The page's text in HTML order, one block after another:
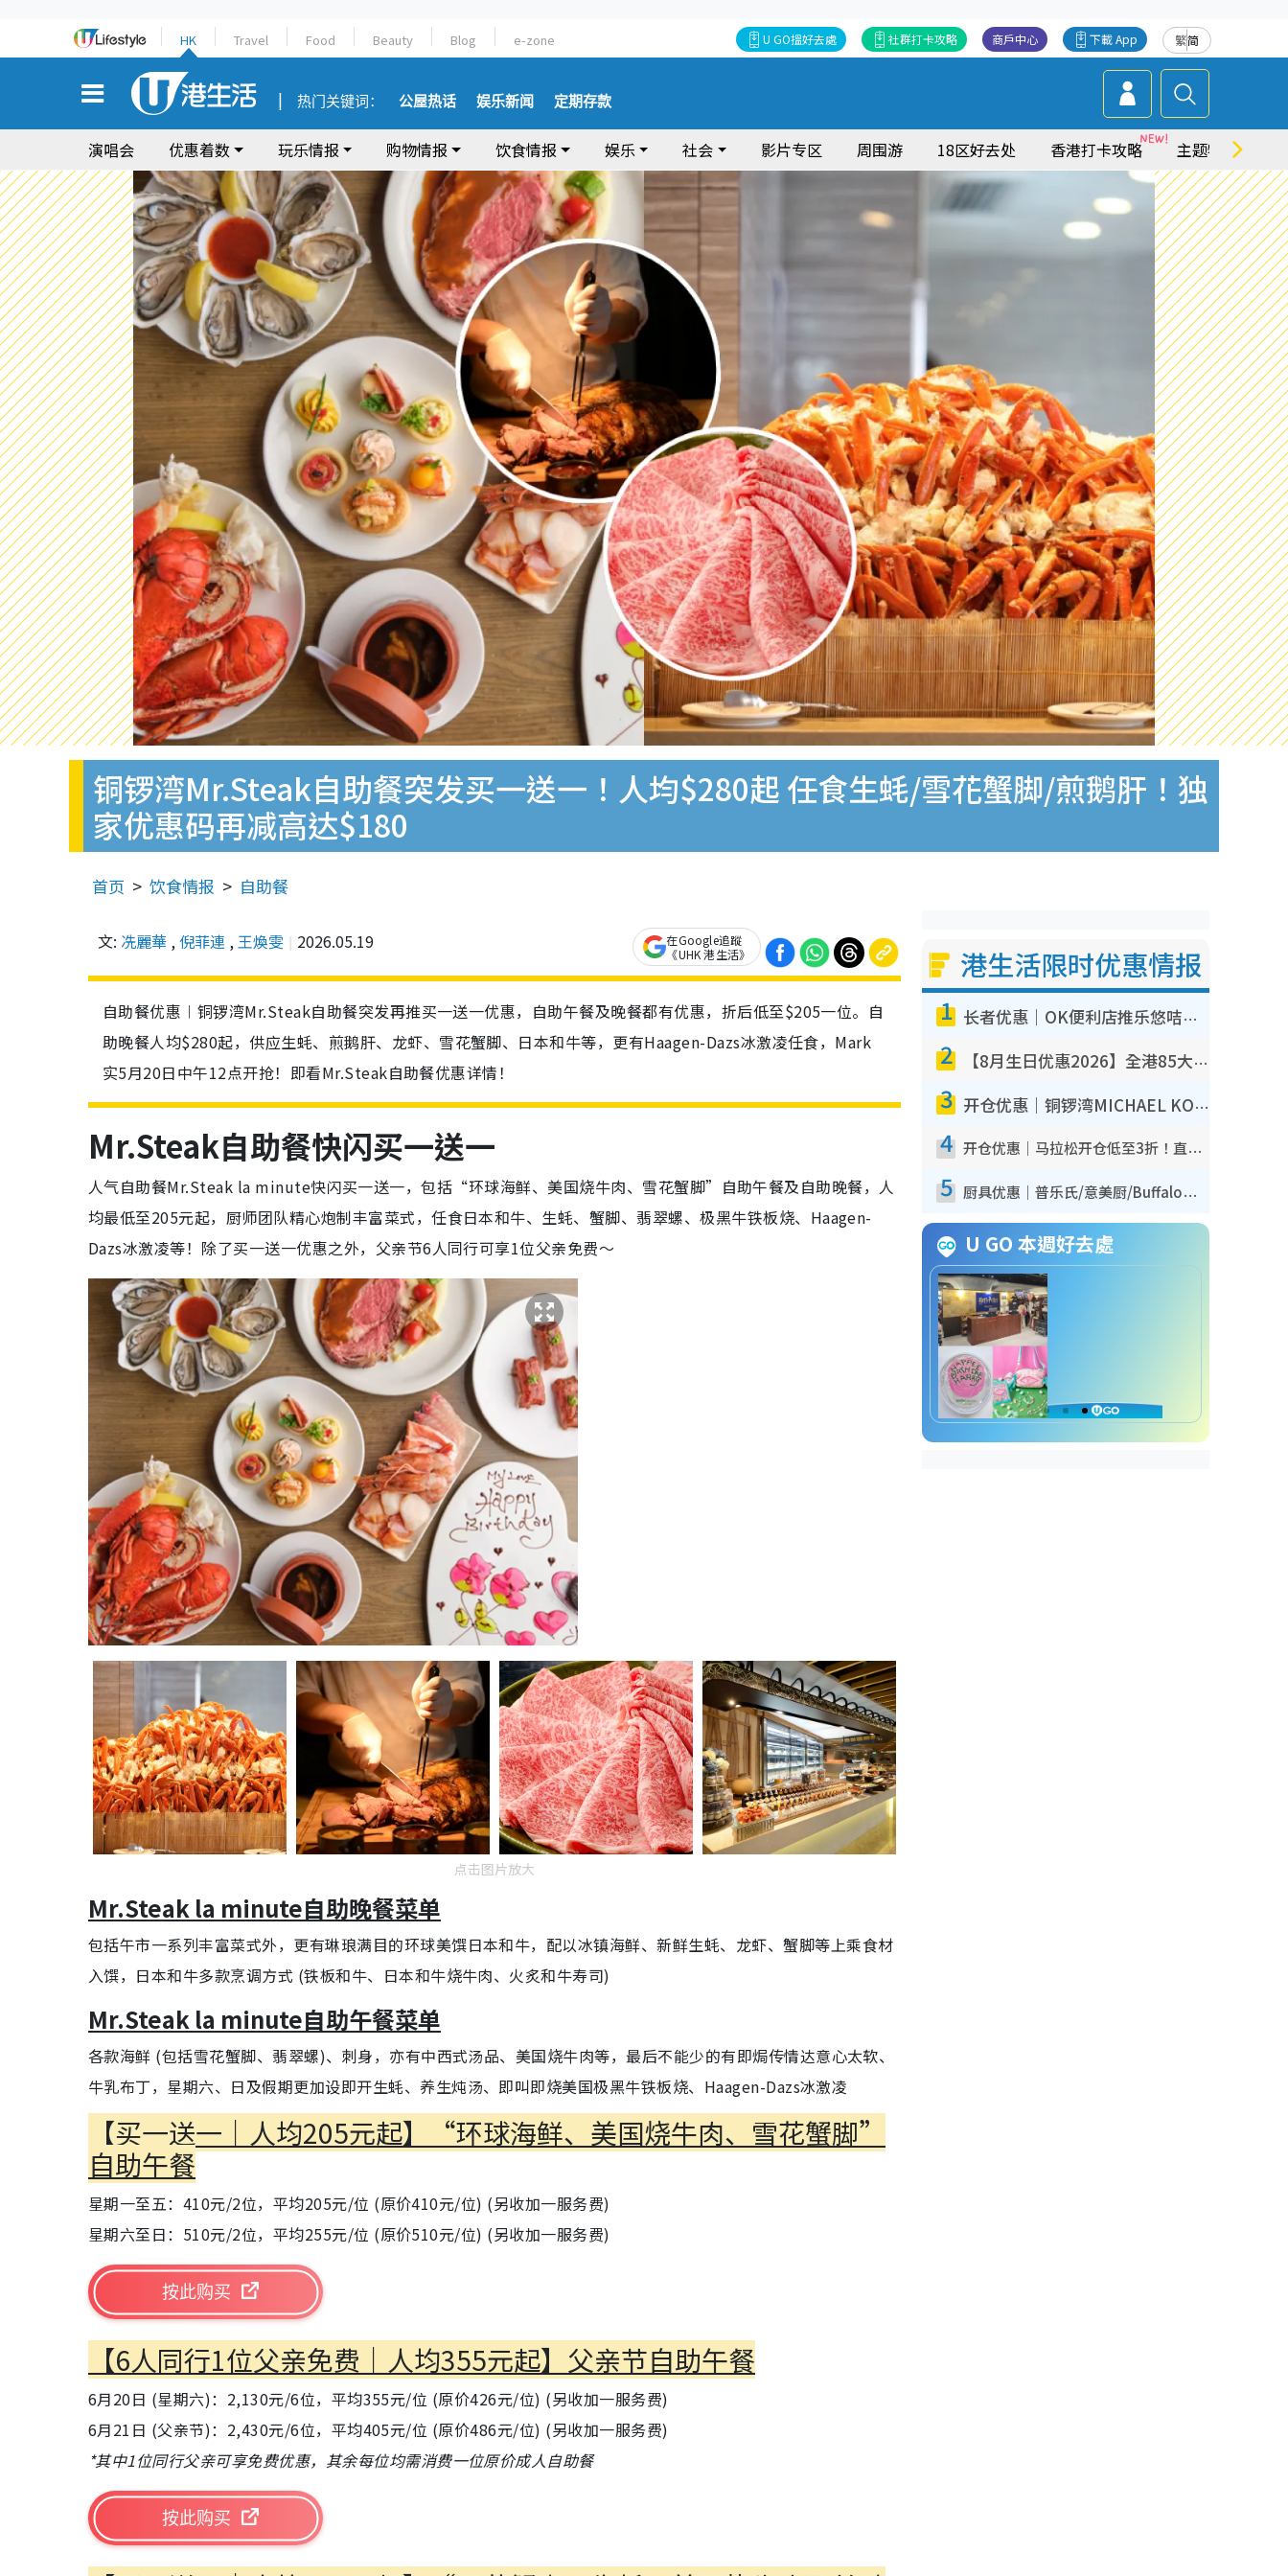
HK Travel Food Beauty Blog e-zone 繁简
下載 App
商戶中心
社群打卡攻略
U GO搵好去處
热门关键词： 公屋热话 娱乐新闻 定期存款
演唱会 优惠着数 玩乐情报 购物情报 饮食情报 娱乐 社会 影片专区 周围游 18区好去处 香港打卡攻略 主题特集
铜锣湾Mr.Steak自助餐突发买一送一！人均$280起 任食生蚝/雪花蟹脚/煎鹅肝！独
家优惠码再减高达$180
首页 饮食情报 自助餐
文: 冼麗華 , 倪菲連 ,王煥雯 2026.05.19
在Google追蹤
《UHK 港生活》
自助餐优惠︱铜锣湾Mr.Steak自助餐突发再推买一送一优惠，自助午餐及晚餐都有优惠，折后低至$205一位。自
助晚餐人均$280起，供应生蚝、煎鹅肝、龙虾、雪花蟹脚、日本和牛等，更有Haagen-Dazs冰激凌任食，Mark
实5月20日中午12点开抢！即看Mr.Steak自助餐优惠详情！
Mr.Steak自助餐快闪买一送一
人气自助餐Mr.Steak la minute快闪买一送一，包括“环球海鲜、美国烧牛肉、雪花蟹脚”自助午餐及自助晚餐，人
均最低至205元起，厨师团队精心炮制丰富菜式，任食日本和牛、生蚝、蟹脚、翡翠螺、极黑牛铁板烧、Haagen-
Dazs冰激凌等！除了买一送一优惠之外，父亲节6人同行可享1位父亲免费～
点击图片放大
Mr.Steak la minute自助晚餐菜单
包括午市一系列丰富菜式外，更有琳琅满目的环球美馔日本和牛，配以冰镇海鲜、新鲜生蚝、龙虾、蟹脚等上乘食材
入馔，日本和牛多款烹调方式 (铁板和牛、日本和牛烧牛肉、火炙和牛寿司)
Mr.Steak la minute自助午餐菜单
各款海鲜 (包括雪花蟹脚、翡翠螺)、刺身，亦有中西式汤品、美国烧牛肉等，最后不能少的有即焗传情达意心太软、
牛乳布丁，星期六、日及假期更加设即开生蚝、养生炖汤、即叫即烧美国极黑牛铁板烧、Haagen-Dazs冰激凌
【买一送一｜人均205元起】“环球海鲜、美国烧牛肉、雪花蟹脚”
自助午餐
星期一至五：410元/2位，平均205元/位 (原价410元/位) (另收加一服务费)
星期六至日：510元/2位，平均255元/位 (原价510元/位) (另收加一服务费)
按此购买
【6人同行1位父亲免费｜人均355元起】父亲节自助午餐
6月20日 (星期六)：2,130元/6位，平均355元/位 (原价426元/位) (另收加一服务费)
6月21日 (父亲节)：2,430元/6位，平均405元/位 (原价486元/位) (另收加一服务费)
*其中1位同行父亲可享免费优惠，其余每位均需消费一位原价成人自助餐
按此购买
港生活限时优惠情报
1 长者优惠｜OK便利店推乐悠咭优惠！买面包/牛奶/保健品拍卡即减
2 【8月生日优惠2026】全港85大食买玩著数攻略 自助餐/火锅放题同行免费＋诚品/DONKI送现金券
3 开仓优惠｜铜锣湾MICHAEL KORS开仓低至17折！直击$500起买手袋/钱包/鞋款 必买经典Jet Set系列
4 开仓优惠｜马拉松开仓低至3折！直击$99起买adidas／New Balance／Puma鞋款 STANLEY保温杯劈价至$119起
5 厨具优惠｜普乐氏/意美厨/Buffalo厨具低至3折！$89起买煎锅/炒锅/个人锅 同场小家电激减至$99起
U GO 本週好去處